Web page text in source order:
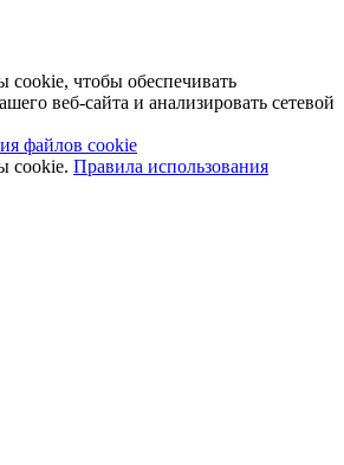
чтобы обеспечивать
веб-сайта и анализировать сетевой
файлов cookie
cookie. Правила использования